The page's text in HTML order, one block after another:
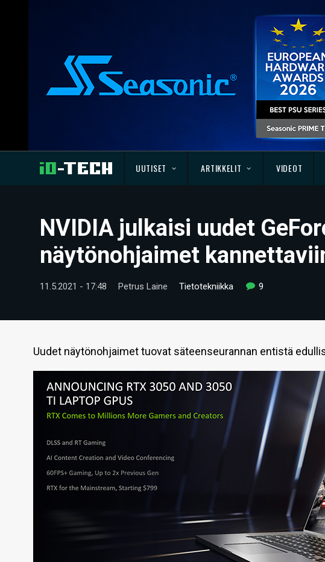
UUTISET ARTIKKELIT VIDEOT
NVIDIA julkaisi uudet
näytönohjaimet
11.5.2021 - 17:48 Petrus Laine Tietotekniikka 9
Uudet näytönohjaimet tuovat säteenseurannan entistä